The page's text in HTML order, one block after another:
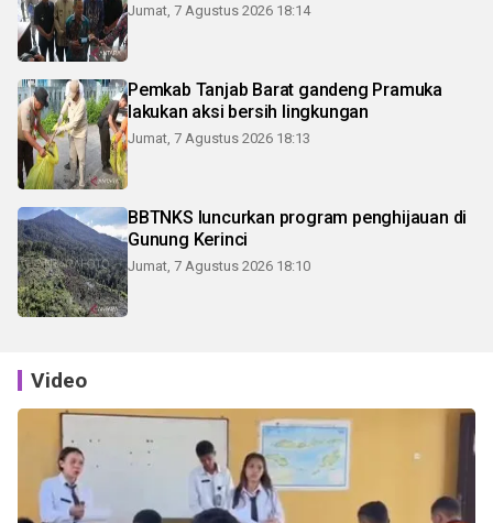
Jumat, 7 Agustus 2026 18:14
Pemkab Tanjab Barat gandeng Pramuka
lakukan aksi bersih lingkungan
Jumat, 7 Agustus 2026 18:13
BBTNKS luncurkan program penghijauan di
Gunung Kerinci
Jumat, 7 Agustus 2026 18:10
Video